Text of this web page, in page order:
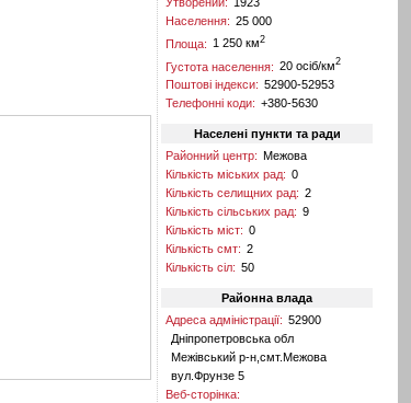
Населення: 25 000
Площа: 1 250 км2
Густота населення: 20 осіб/км2
Поштові індекси: 52900-52953
Телефонні коди: +380-5630
Населені пункти та ради
Районний центр: Межова
Кількість міських рад: 0
Кількість селищних рад: 2
Кількість сільських рад: 9
Кількість міст: 0
Кількість смт: 2
Кількість сіл: 50
Районна влада
Адреса адміністрації: 52900
Дніпропетровська обл
Межівський р-н,смт.Межова
вул.Фрунзе 5
Веб-сторінка: